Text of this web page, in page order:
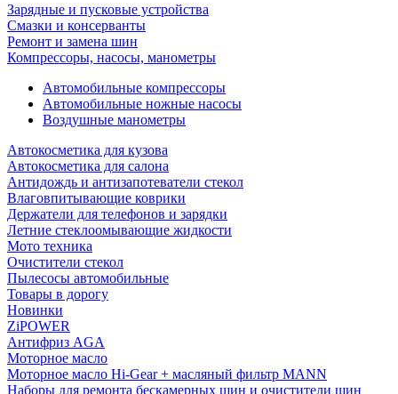
Зарядные и пусковые устройства
Смазки и консерванты
Ремонт и замена шин
Компрессоры, насосы, манометры
Автомобильные компрессоры
Автомобильные ножные насосы
Воздушные манометры
Автокосметика для кузова
Автокосметика для салона
Антидождь и антизапотеватели стекол
Влаговпитывающие коврики
Держатели для телефонов и зарядки
Летние стеклоомывающие жидкости
Мото техника
Очистители стекол
Пылесосы автомобильные
Товары в дорогу
Новинки
ZiPOWER
Антифриз AGA
Моторное масло
Моторное масло Hi-Gear + масляный фильтр MANN
Наборы для ремонта бескамерных шин и очистители шин